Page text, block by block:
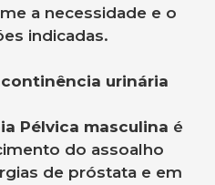
a necessidade e o
indicadas.
urinária
Pélvica masculina é
do assoalho
de próstata e em